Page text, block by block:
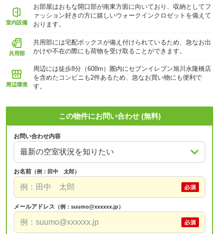
室内設備
お部屋はおもな開口部が南東方面に向いており、収納としてフ
ァッション好きの方に嬉しいウォークインクロゼットを備えて
おります。
共用部
共用部には宅配ボックスが備え付けられているため、急なお出
かけや不在の際にも荷物を受け取ることができます。
周辺環境
周辺には徒歩8分（608m）圏内にセブンイレブン旭川永隆橋店
を含めたコンビニも2件あるため、急なお買い物にも便利で
す。
この物件にお問い合わせ (無料)
お問い合わせ内容
お名前 （例：田中 太郎）
メールアドレス （例：suumo@xxxxxx.jp）